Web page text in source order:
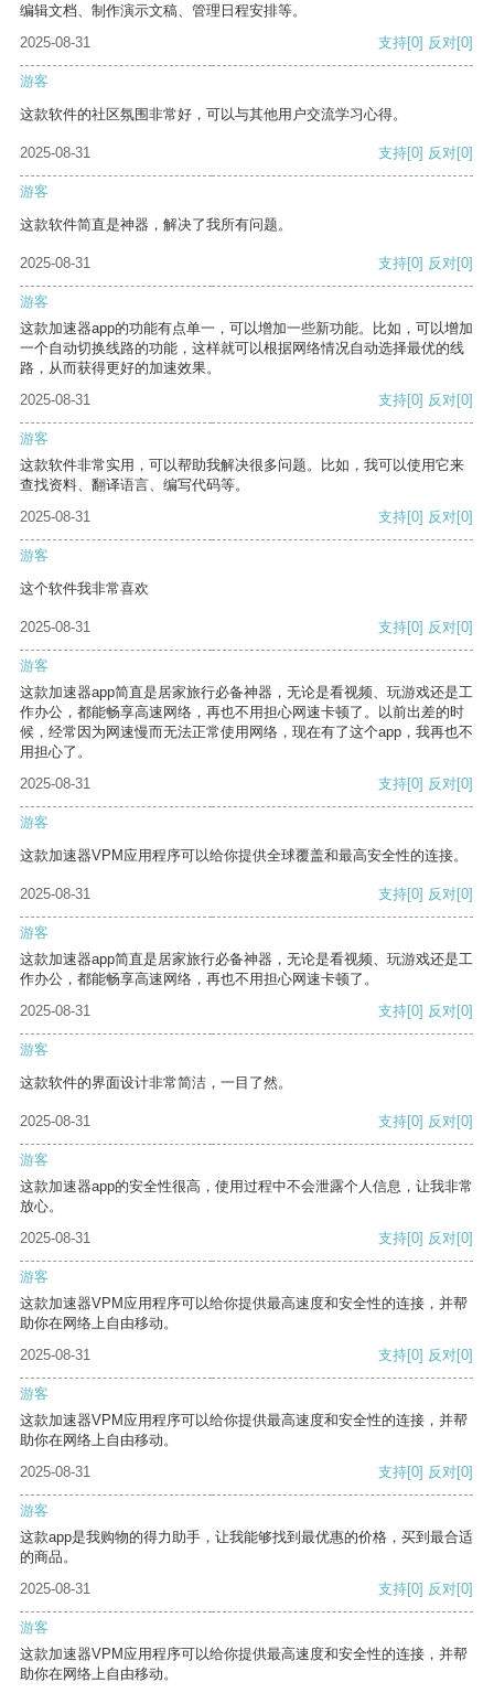
编辑文档、制作演示文稿、管理日程安排等。
2025-08-31
支持[0] 反对[0]
游客
这款软件的社区氛围非常好，可以与其他用户交流学习心得。
2025-08-31 支持[0] 反对[0]
游客
这款软件简直是神器，解决了我所有问题。
2025-08-31 支持[0] 反对[0]
游客
这款加速器app的功能有点单一，可以增加一些新功能。比如，可以增加
一个自动切换线路的功能，这样就可以根据网络情况自动选择最优的线
路，从而获得更好的加速效果。
2025-08-31
支持[0] 反对[0]
游客
这款软件非常实用，可以帮助我解决很多问题。比如，我可以使用它来
查找资料、翻译语言、编写代码等。
2025-08-31
支持[0] 反对[0]
游客
这个软件我非常喜欢
2025-08-31 支持[0] 反对[0]
游客
这款加速器app简直是居家旅行必备神器，无论是看视频、玩游戏还是工
作办公，都能畅享高速网络，再也不用担心网速卡顿了。以前出差的时
候，经常因为网速慢而无法正常使用网络，现在有了这个app，我再也不
用担心了。
2025-08-31
支持[0] 反对[0]
游客
这款加速器VPM应用程序可以给你提供全球覆盖和最高安全性的连接。
2025-08-31 支持[0] 反对[0]
游客
这款加速器app简直是居家旅行必备神器，无论是看视频、玩游戏还是工
作办公，都能畅享高速网络，再也不用担心网速卡顿了。
2025-08-31
支持[0] 反对[0]
游客
这款软件的界面设计非常简洁，一目了然。
2025-08-31 支持[0] 反对[0]
游客
这款加速器app的安全性很高，使用过程中不会泄露个人信息，让我非常
放心。
2025-08-31
支持[0] 反对[0]
游客
这款加速器VPM应用程序可以给你提供最高速度和安全性的连接，并帮
助你在网络上自由移动。
2025-08-31
支持[0] 反对[0]
游客
这款加速器VPM应用程序可以给你提供最高速度和安全性的连接，并帮
助你在网络上自由移动。
2025-08-31
支持[0] 反对[0]
游客
这款app是我购物的得力助手，让我能够找到最优惠的价格，买到最合适
的商品。
2025-08-31
支持[0] 反对[0]
游客
这款加速器VPM应用程序可以给你提供最高速度和安全性的连接，并帮
助你在网络上自由移动。